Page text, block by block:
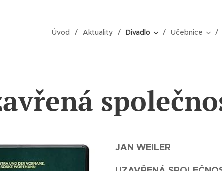
Úvod Aktuality Divadlo Učebnice
JAN WEILER